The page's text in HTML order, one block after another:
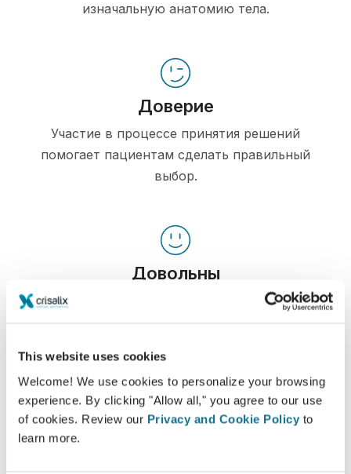
This website uses cookies
Welcome! We use cookies to personalize your browsing
experience. By clicking "Allow all," you agree to our use
of cookies. Review our Privacy and Cookie Policy to
learn more.
изначальную анатомию тела.
Доверие
Участие в процессе принятия решений
помогает пациентам сделать правильный
выбор.
Довольны
100% женщин сказали, что они были
Crisalix 3D-моделирование до нее*
*Онлайн-опрос проводился в Швейцарии среди
пациенток, сделавших операцию по увеличению груди в